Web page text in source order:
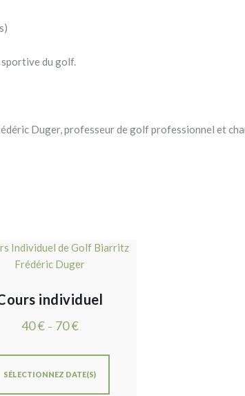
sportive du golf.
Duger, professeur de golf professionnel et
individuel
40€ – 70€
SÉLECTIONNEZ DATE(S)